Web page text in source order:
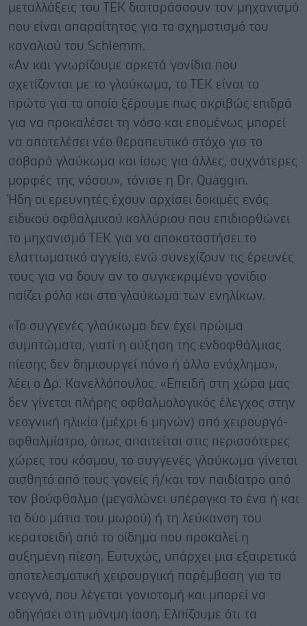
μεταλλάξεις του ΤΕΚ διαταράσσουν τον μηχανισμό
που είναι απαραίτητος για το σχηματισμό του
καναλιού του Schlemm.
«Αν και γνωρίζουμε αρκετά γονίδια που
σχετίζονται με το γλαύκωμα, το ΤΕΚ είναι το
πρώτο για το οποίο ξέρουμε πως ακριβώς επιδρά
για να προκαλέσει τη νόσο και επομένως μπορεί
να αποτελέσει νέο θεραπευτικό στόχο για το
σοβαρό γλαύκωμα και ίσως για άλλες, συχνότερες
μορφές της νόσου», τόνισε η Dr. Quaggin.
Ήδη οι ερευνητές έχουν αρχίσει δοκιμές ενός
ειδικού οφθαλμικού κολλύριου που επιδιορθώνει
το μηχανισμό ΤΕΚ για να αποκαταστήσει το
ελαττωματικό αγγείο, ενώ συνεχίζουν τις έρευνές
τους για να δουν αν το συγκεκριμένο γονίδιο
παίζει ρόλο και στο γλαύκωμα των ενηλίκων.
«Το συγγενές γλαύκωμα δεν έχει πρώιμα
συμπτώματα, γιατί η αύξηση της ενδοφθάλμιας
πίεσης δεν δημιουργεί πόνο ή άλλο ενόχλημα»,
λέει ο Δρ. Κανελλόπουλος. «Επειδή στη χώρα μας
δεν γίνεται πλήρης οφθαλμολογικός έλεγχος στην
νεογνική ηλικία (μέχρι 6 μηνών) από χειρουργό-
οφθαλμίατρο, όπως απαιτείται στις περισσότερες
χώρες του κόσμου, το συγγενές γλαύκωμα γίνεται
αισθητό από τους γονείς ή/και τον παιδίατρο από
τον βούφθαλμο (μεγαλώνει υπέρογκα το ένα ή και
τα δύο μάτια του μωρού) ή τη λεύκανση του
κερατοειδή από το οίδημα που προκαλεί η
αυξημένη πίεση. Ευτυχώς, υπάρχει μια εξαιρετικά
αποτελεσματική χειρουργική παρέμβαση για τα
νεογνά, που λέγεται γονιοτομή και μπορεί να
οδηγήσει στη μόνιμη ίαση. Ελπίζουμε ότι τα